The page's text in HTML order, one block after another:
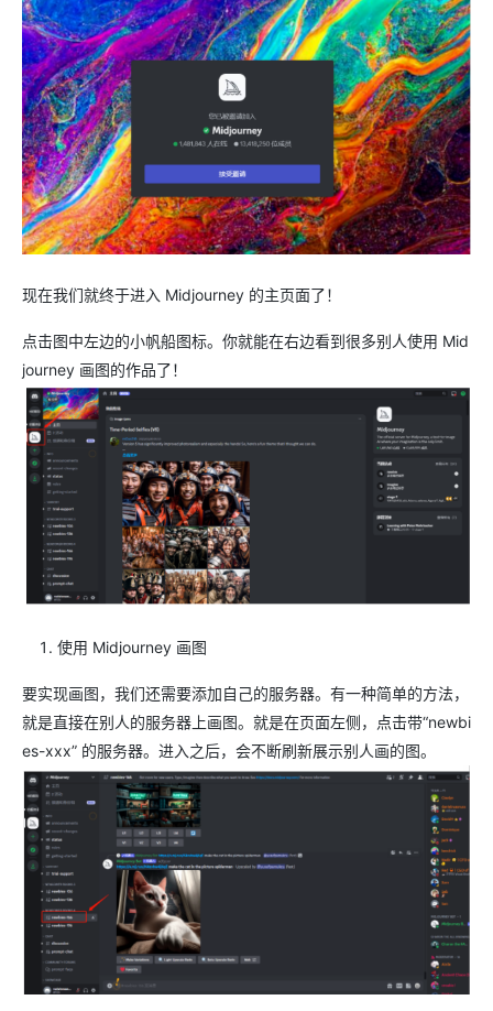
现在我们就终于进入 Midjourney 的主页面了！
点击图中左边的小帆船图标。你就能在右边看到很多别人使用 Mid
journey 画图的作品了！
使用 Midjourney 画图
要实现画图，我们还需要添加自己的服务器。有一种简单的方法，
就是直接在别人的服务器上画图。就是在页面左侧，点击带“newbi
es-xxx” 的服务器。进入之后，会不断刷新展示别人画的图。